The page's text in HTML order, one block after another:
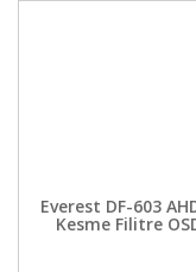
Everest DF-603
Kesme Filitre